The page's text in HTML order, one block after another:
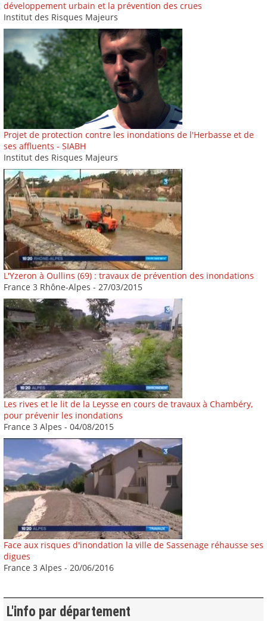
développement urbain et la prévention des crues
Institut des Risques Majeurs
Projet de protection contre les inondations de l'Herbasse et de
ses affluents - SIABH
Institut des Risques Majeurs
L'Yzeron à Oullins (69) : travaux de prévention des inondations
France 3 Rhône-Alpes - 27/03/2015
Les rives et le lit de la Leysse en cours de travaux à Chambéry,
pour prévenir les inondations
France 3 Alpes - 04/08/2015
Face aux risques d'inondation la ville de Sassenage réhausse ses
digues
France 3 Alpes - 20/06/2016
L'info par département